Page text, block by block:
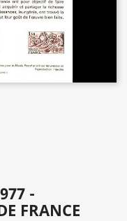
-
FRANCE